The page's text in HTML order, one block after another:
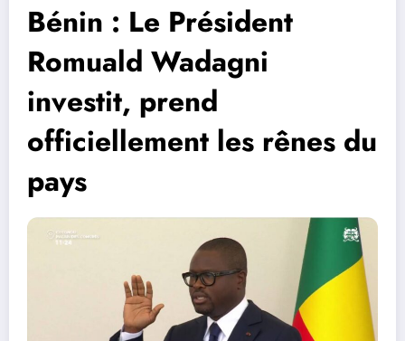
Bénin : Le Président
Romuald Wadagni
investit, prend
officiellement les rênes du
pays